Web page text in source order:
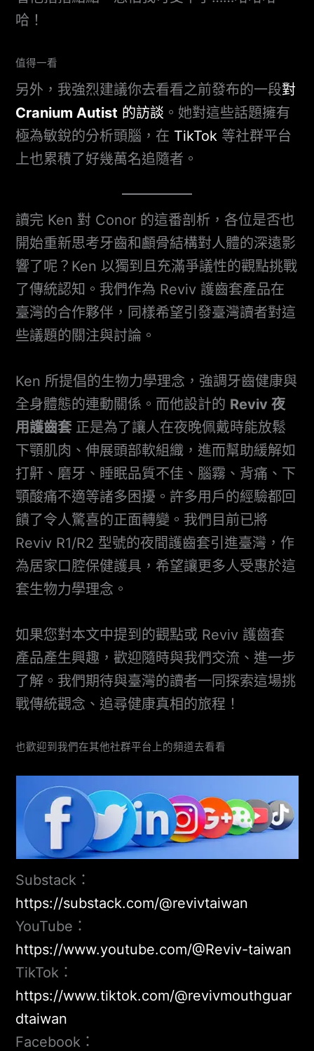
哈！
值得一看
另外，我強烈建議你去看看之前發布的一段對
Cranium Autist 的訪談 。她對這些話題擁有
極為敏銳的分析頭腦，在 TikTok 等社群平台
上也累積了好幾萬名追隨者。
讀完 Ken 對 Conor 的這番剖析，各位是否也
開始重新思考牙齒和顱骨結構對人體的深遠影
響了呢？Ken 以獨到且充滿爭議性的觀點挑戰
了傳統認知。我們作為 Reviv 護齒套產品在
臺灣的合作夥伴，同樣希望引發臺灣讀者對這
些議題的關注與討論。
Ken 所提倡的生物力學理念，強調牙齒健康與
全身體態的連動關係。而他設計的 Reviv 夜
用護齒套 正是為了讓人在夜晚佩戴時能放鬆
下顎肌肉、伸展頭部軟組織，進而幫助緩解如
打鼾、磨牙、睡眠品質不佳、腦霧、背痛、下
顎酸痛不適等諸多困擾。許多用戶的經驗都回
饋了令人驚喜的正面轉變。我們目前已將
Reviv R1/R2 型號的夜間護齒套引進臺灣，作
為居家口腔保健護具，希望讓更多人受惠於這
套生物力學理念。
如果您對本文中提到的觀點或 Reviv 護齒套
產品產生興趣，歡迎隨時與我們交流、進一步
了解。我們期待與臺灣的讀者一同探索這場挑
戰傳統觀念、追尋健康真相的旅程！
也歡迎到我們在其他社群平台上的頻道去看看
Substack：
https://substack.com/@revivtaiwan
YouTube：
https://www.youtube.com/@Reviv-taiwan
TikTok：
https://www.tiktok.com/@revivmouthguar
dtaiwan
Facebook：